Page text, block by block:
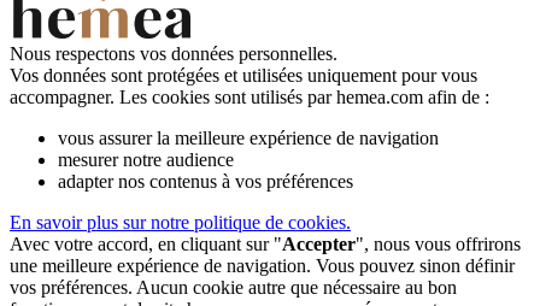
Nous respectons vos données personnelles.
Vos données sont protégées et utilisées uniquement pour vous
accompagner. Les cookies sont utilisés par hemea.com afin de :
vous assurer la meilleure expérience de navigation
mesurer notre audience
adapter nos contenus à vos préférences
En savoir plus sur notre politique de cookies.
Avec votre accord, en cliquant sur "Accepter", nous vous offrirons
une meilleure expérience de navigation. Vous pouvez sinon définir
vos préférences. Aucun cookie autre que nécessaire au bon